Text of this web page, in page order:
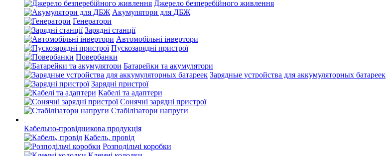
Джерело безперебійного живлення
Акумулятори для ДБЖ
Генератори
Зарядні станції
Автомобільні інвертори
Пускозарядні пристрої
Повербанки
Батарейки та акумулятори
Зарядные устройства для аккумуляторных батареек
Зарядні пристрої
Кабелі та адаптери
Сонячні зарядні пристрої
Стабілізатори напруги
Кабельно-провідникова продукція
Кабель, провід
Розподільчі коробки